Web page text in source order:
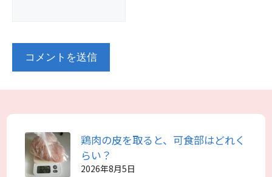
鶏肉の皮を取ると、可食部はどれく
らい？
2026年8月5日